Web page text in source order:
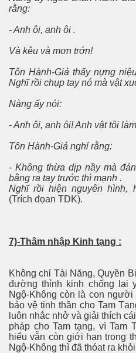
rằng:
- Anh ôi, anh ôi .
Và kêu và mơn trớn!
Tôn Hành-Giả thấy nựng
Nghĩ rồi chụp tay nó mà vật
Nàng ấy nói:
- Anh ôi, anh ôi! Anh vật tôi
Tôn Hành-Giả nghỉ rằng:
- Không thừa dịp nầy mà
bằng ra tay trước thì mạnh .
Nghĩ rồi hiện nguyên hình,
(Trích đọan TDK).
7)-Thâm nhập Kinh tạng :
Không chỉ Tài Năng, Quyền
đường thỉnh kinh chống lại
Ngộ-Không còn là con
bảo vệ tinh thần cho Tam
luôn nhắc nhở và giải thích
pháp cho Tam tạng, vì Tam
hiểu vẫn còn giới hạn trong
Ngộ-Không thì đã thóat ra